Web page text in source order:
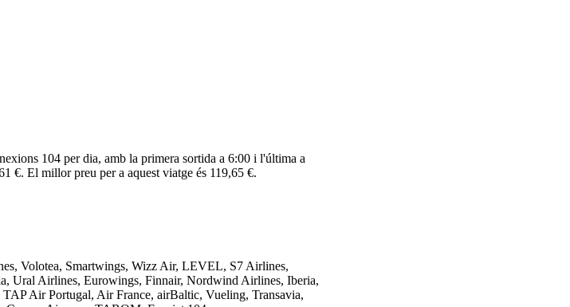
104 per dia, amb la primera sortida a 6:00 i l'última a
€. El millor preu per a aquest viatge és 119,65 €.
Volotea, Smartwings, Wizz Air, LEVEL, S7 Airlines,
Ural Airlines, Eurowings, Finnair, Nordwind Airlines, Iberia,
Air Portugal, Air France, airBaltic, Vueling, Transavia,